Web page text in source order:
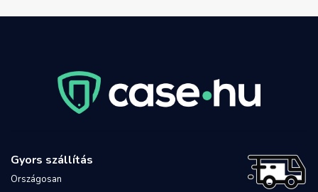
Gyors szállítás
Országosan